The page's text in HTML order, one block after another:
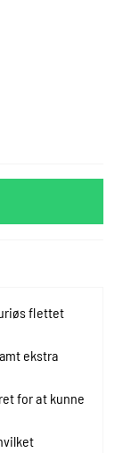
flettet
ekstra
for at kunne